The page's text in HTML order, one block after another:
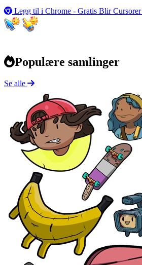
Legg til i Chrome - Gratis Blir Cursorer
Populære samlinger
Se alle